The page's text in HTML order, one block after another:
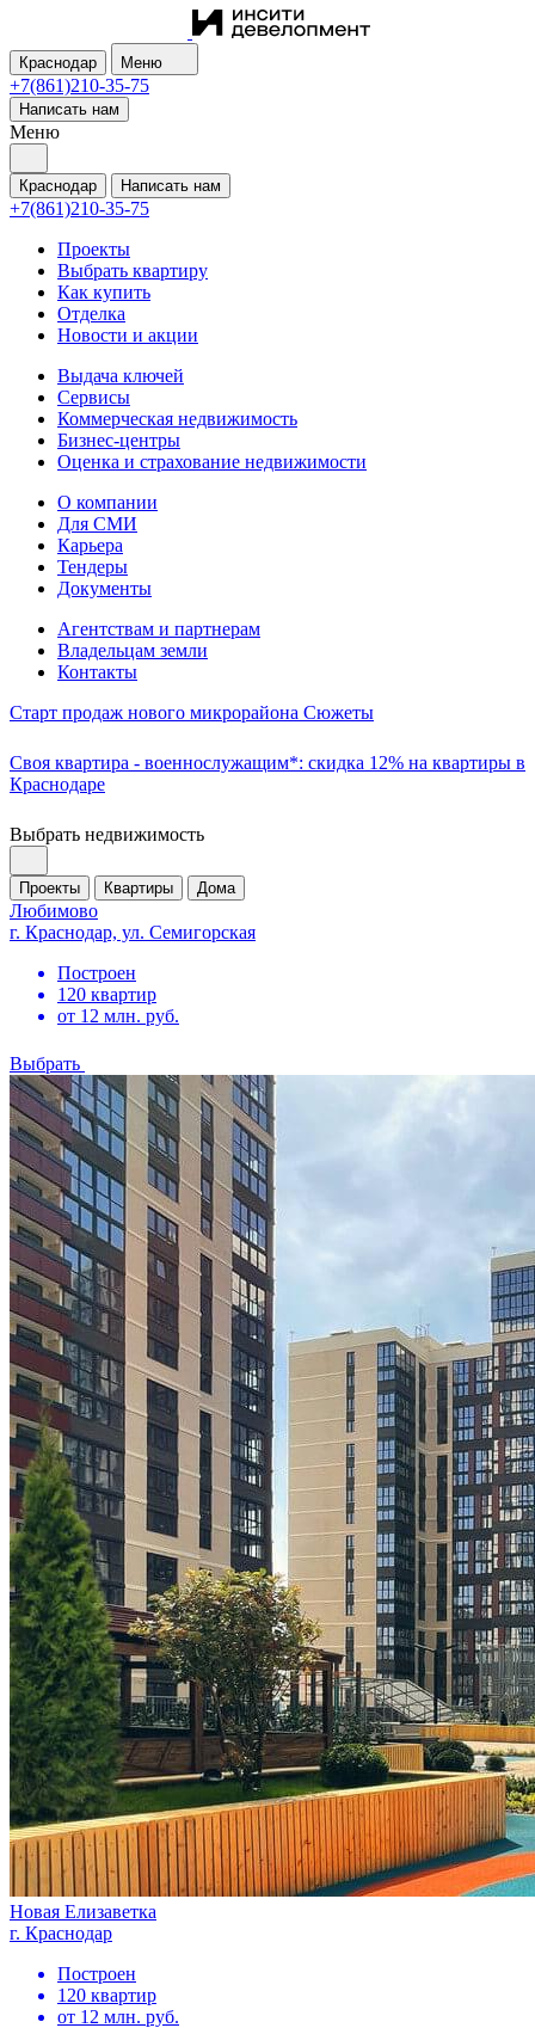
Краснодар Меню
+7(861)210-35-75
Написать нам
Меню
Краснодар Написать нам
+7(861)210-35-75
Проекты
Выбрать квартиру
Как купить
Отделка
Новости и акции
Выдача ключей
Сервисы
Коммерческая недвижимость
Бизнес-центры
Оценка и страхование недвижимости
О компании
Для СМИ
Карьера
Тендеры
Документы
Агентствам и партнерам
Владельцам земли
Контакты
Старт продаж нового микрорайона Сюжеты
Своя квартира - военнослужащим*: скидка 12% на квартиры в
Краснодаре
Выбрать недвижимость
Проекты Квартиры Дома
Любимово
г. Краснодар, ул. Семигорская
Построен
120 квартир
от 12 млн. руб.
Выбрать
Новая Елизаветка
г. Краснодар
Построен
120 квартир
от 12 млн. руб.